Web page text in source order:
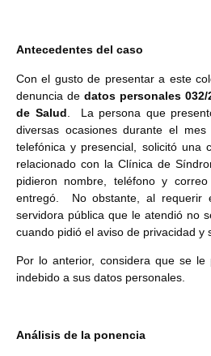
Antecedentes del caso
Con el gusto de presentar a este
denuncia de datos personales 032/
de Salud . La persona que
diversas ocasiones durante el
telefónica y presencial, solicitó una
relacionado con la Clínica de
pidieron nombre, teléfono y
entregó. No obstante, al requerir
servidora pública que le atendió no
cuando pidió el aviso de privacidad y
Por lo anterior, considera que se
indebido a sus datos personales.
Análisis de la ponencia